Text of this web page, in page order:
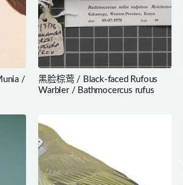
/
黑脸棕莺 / Black-faced Rufous
Warbler / Bathmocercus rufus